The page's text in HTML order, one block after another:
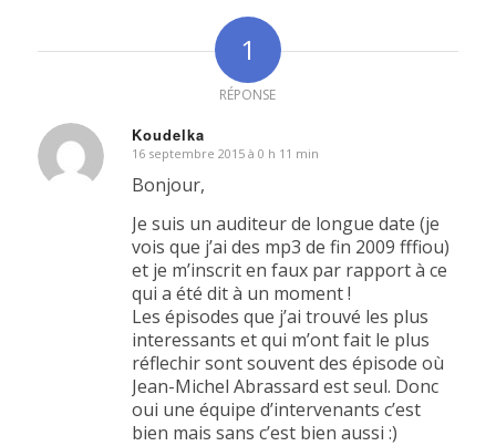
1
RÉPONSE
Koudelka
dit
:
16 septembre 2015 à 0 h 11 min
Bonjour,
Je suis un auditeur de longue date (je
vois que j’ai des mp3 de fin 2009 fffiou)
et je m’inscrit en faux par rapport à ce
qui a été dit à un moment !
Les épisodes que j’ai trouvé les plus
interessants et qui m’ont fait le plus
réflechir sont souvent des épisode où
Jean-Michel Abrassard est seul. Donc
oui une équipe d’intervenants c’est
bien mais sans c’est bien aussi :)